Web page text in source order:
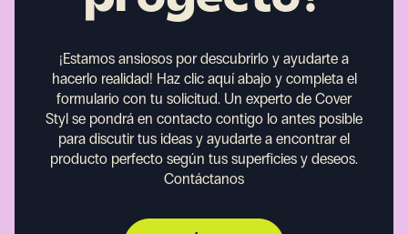
¡Estamos ansiosos por descubrirlo y ayudarte a
hacerlo realidad! Haz clic aquí abajo y completa el
formulario con tu solicitud. Un experto de Cover
Styl se pondrá en contacto contigo lo antes posible
para discutir tus ideas y ayudarte a encontrar el
producto perfecto según tus superficies y deseos.
Contáctanos